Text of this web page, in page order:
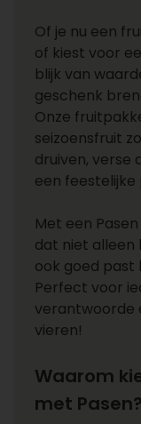
Of je nu een
of kiest voor
blijk van
geschenk
Onze
seizoensfruit
druiven, verse
een feestelijke
Met een
dat niet alleen
ook goed past
Perfect voor
verantwoorde
vieren!
Waarom
met Pasen?